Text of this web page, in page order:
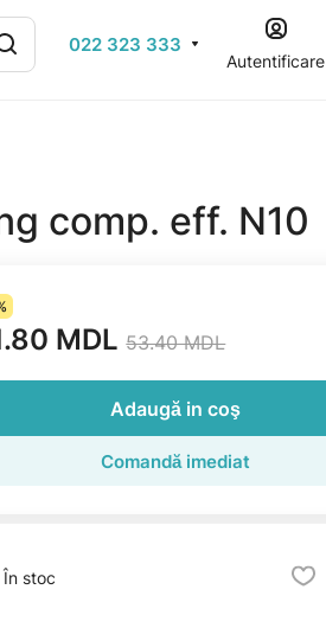
022 323 333
Autentificare
comp. eff. N10
MDL 53.40 MDL
Adaugă in coş
Comandă imediat
În stoc